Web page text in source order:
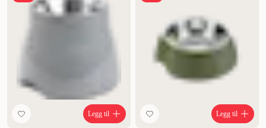
Legg til Legg til